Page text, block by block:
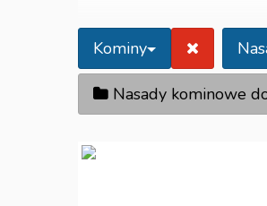
Kominy
Nasady kominowe